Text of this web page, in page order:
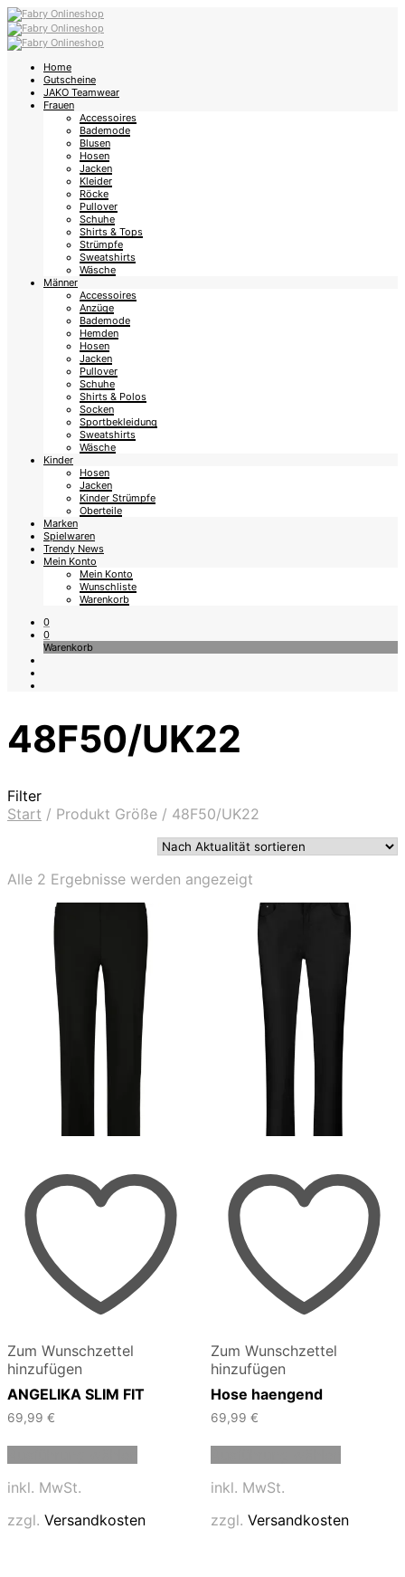
Home
Gutscheine
JAKO Teamwear
Frauen
Accessoires
Bademode
Blusen
Hosen
Jacken
Kleider
Röcke
Pullover
Schuhe
Shirts & Tops
Strümpfe
Sweatshirts
Wäsche
Männer
Accessoires
Anzüge
Bademode
Hemden
Hosen
Jacken
Pullover
Schuhe
Shirts & Polos
Socken
Sportbekleidung
Sweatshirts
Wäsche
Kinder
Hosen
Jacken
Kinder Strümpfe
Oberteile
Marken
Spielwaren
Trendy News
Mein Konto
Mein Konto
Wunschliste
Warenkorb
0
0
Warenkorb
48F50/UK22
Filter
Start / Produkt Größe / 48F50/UK22
Alle 2 Ergebnisse werden angezeigt
sortiert
Zum Wunschzettel
hinzufügen
ANGELIKA SLIM FIT
69,99 €
auf.
inkl. MwSt.
zzgl. Versandkosten
Zum Wunschzettel
hinzufügen
Hose haengend
69,99 €
auf.
inkl. MwSt.
zzgl. Versandkosten